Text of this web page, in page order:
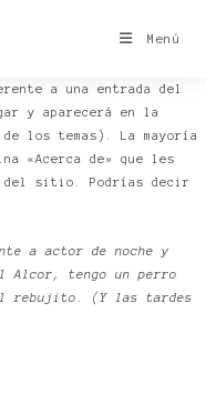
Menú
a una entrada del
y aparecerá en la
los temas). La mayoría
«Acerca de» que les
del sitio. Podrías decir
a actor de noche y
Alcor, tengo un perro
rebujito. (Y las tardes